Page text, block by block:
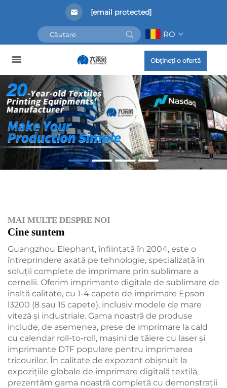
[email protected]
RO
Obțineți o ofertă
MAI MULTE DESPRE NOI
Cine suntem
Guangzhou Elephant, înființată în 2004, este o
întreprindere axată pe tehnologie, specializată în
soluții complete de imprimare prin sublimare a
cernelii. Oferim imprimante digitale de sublimare de
înaltă calitate, cu 1-4 capete de imprimare Epson
l3200 (8 sau 15 capete), inclusiv modele de mare
viteză și industriale. Gama noastră de produse
include, de asemenea, prese de imprimare la cald
cu calendar roll-to-roll, mașini de tăiere cu laser și
imprimante DTF populare pentru imprimarea
tricourilor. În calitate de expozant obișnuit la
expozițiile globale de imprimare digitală textilă,
prezentăm gama noastră completă cu demonstrații